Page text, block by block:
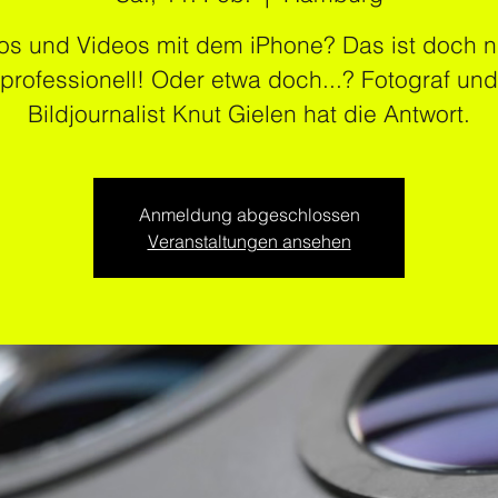
und Videos mit dem iPhone? Das ist doch
professionell! Oder etwa doch...? Fotograf und
Bildjournalist Knut Gielen hat die Antwort.
Anmeldung abgeschlossen
Veranstaltungen ansehen